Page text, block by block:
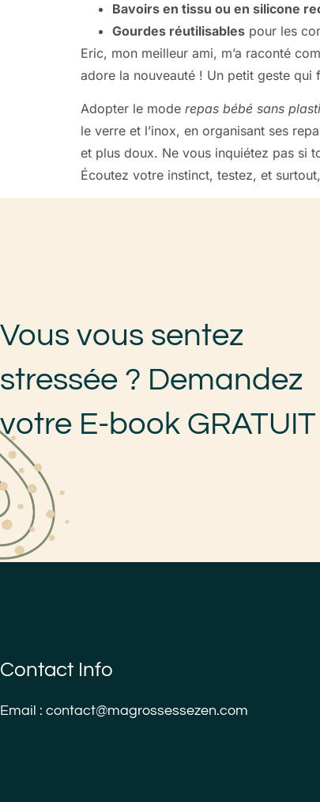
Bavoirs en tissu ou en silicone
Gourdes réutilisables pour les
Eric, mon meilleur ami, m’a raconté
adore la nouveauté ! Un petit geste qui
Adopter le mode repas bébé sans
le verre et l’inox, en organisant ses
et plus doux. Ne vous inquiétez pas si
Écoutez votre instinct, testez, et
Vous vous sentez
stressée ? Demandez
votre E-book GRATUIT
Contact Info
Email : contact@magrossessezen.com